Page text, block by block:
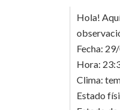
Hola!
Fecha:
Hora:
Clima:
Estado